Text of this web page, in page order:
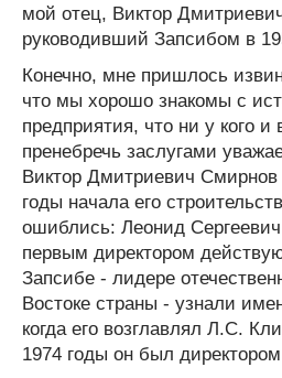
мой отец, Виктор
руководивший Запсибом в
Конечно, мне пришлось
что мы хорошо знакомы с
предприятия, что ни у кого
пренебречь заслугами
Виктор Дмитриевич Смирнов
годы начала его
ошиблись: Леонид
первым директором
Запсибе - лидере
Востоке страны - узнали
когда его возглавлял Л.С.
1974 годы он был